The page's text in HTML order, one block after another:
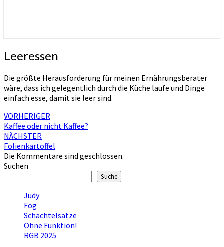
Leeressen
Leeressen
Die größte Herausforderung für meinen Ernährungsberater
wäre, dass ich gelegentlich durch die Küche laufe und Dinge
einfach esse, damit sie leer sind.
Beitragsnavigation
VORHERIGER
Kaffee oder nicht Kaffee?
NÄCHSTER
Folienkartoffel
Die Kommentare sind geschlossen.
Suchen
Suche
Judy
Fog
Schachtelsätze
Ohne Funktion!
RGB 2025